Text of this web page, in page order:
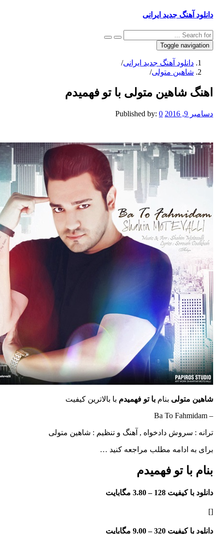
جدید ایرانی
Toggle
آهنگ جدید ایرانی/
متولی/
متولی با تو فهمیدم
Published by:
بنامبا تو فهمیدمبا بالاترین کیفیت
دادخواه , آهنگ و تنظیم : شاهین متولی
ادامه مطلب مراجعه کنید …
تو فهمیدم
128 – 3.80 مگابایت
320 – 9.00 مگابایت